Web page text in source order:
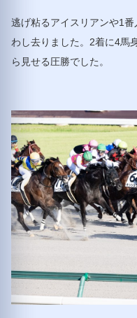
逃げ粘るアイスリアンや1
わし去りました。2着に4馬
ら見せる圧勝でした。